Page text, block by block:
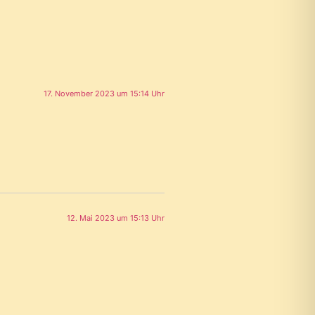
17. November 2023 um 15:14 Uhr
12. Mai 2023 um 15:13 Uhr